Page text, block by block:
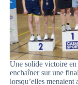
Une solide victoire
enchaîner sur une
lorsqu’elles menaient